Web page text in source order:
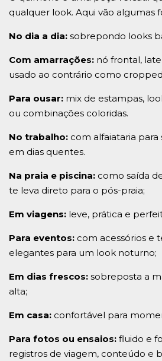
qualquer look. Aqui vão algumas
No dia a dia: sobrepondo looks
Com amarrações: nó frontal,
usado ao contrário como
Para ousar: mix de estampas,
ou combinações coloridas.
No trabalho: com alfaiataria
em dias quentes.
Na praia e piscina: como saída
te leva direto para o pós-praia;
Em viagens: leve, prática e
Para eventos: com acessórios e
elegantes para um look noturno;
Em dias frescos: sobreposta a
alta;
Em casa: confortável para
Para fotos ou ensaios: fluido e
registros de viagem, conteúdo e